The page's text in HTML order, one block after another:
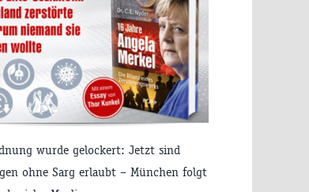
wurde gelockert: Jetzt sind
ohne Sarg erlaubt – München folgt